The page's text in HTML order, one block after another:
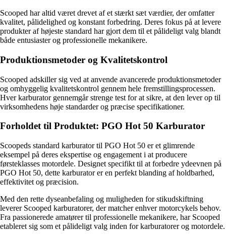
Scooped har altid været drevet af et stærkt sæt værdier, der omfatter
kvalitet, pålidelighed og konstant forbedring. Deres fokus på at levere
produkter af højeste standard har gjort dem til et pålideligt valg blandt
både entusiaster og professionelle mekanikere.
Produktionsmetoder og Kvalitetskontrol
Scooped adskiller sig ved at anvende avancerede produktionsmetoder
og omhyggelig kvalitetskontrol gennem hele fremstillingsprocessen.
Hver karburator gennemgår strenge test for at sikre, at den lever op til
virksomhedens høje standarder og præcise specifikationer.
Forholdet til Produktet: PGO Hot 50 Karburator
Scoopeds standard karburator til PGO Hot 50 er et glimrende
eksempel på deres ekspertise og engagement i at producere
førsteklasses motordele. Designet specifikt til at forbedre ydeevnen på
PGO Hot 50, dette karburator er en perfekt blanding af holdbarhed,
effektivitet og præcision.
Med den rette dyseanbefaling og muligheden for stikudskiftning
leverer Scooped karburatorer, der matcher enhver motorcykels behov.
Fra passionerede amatører til professionelle mekanikere, har Scooped
etableret sig som et pålideligt valg inden for karburatorer og motordele.